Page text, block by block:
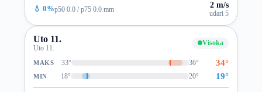
💧 0%p50 0.0 / p75 0.0 mm 2 m/s
udari 5
Uto 11.
Uto 11.
Visoka
MAKS 33° 36° 34°
MIN 18° 20° 19°